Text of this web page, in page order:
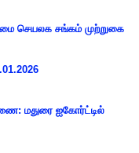
செயலக சங்கம் முற்றுகை
மதுரை ஐகோர்ட்டில்